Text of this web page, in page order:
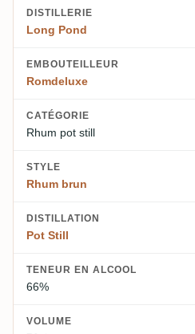
DISTILLERIE
Long Pond
EMBOUTEILLEUR
Romdeluxe
CATÉGORIE
Rhum pot still
STYLE
Rhum brun
DISTILLATION
Pot Still
TENEUR EN ALCOOL
66%
VOLUME